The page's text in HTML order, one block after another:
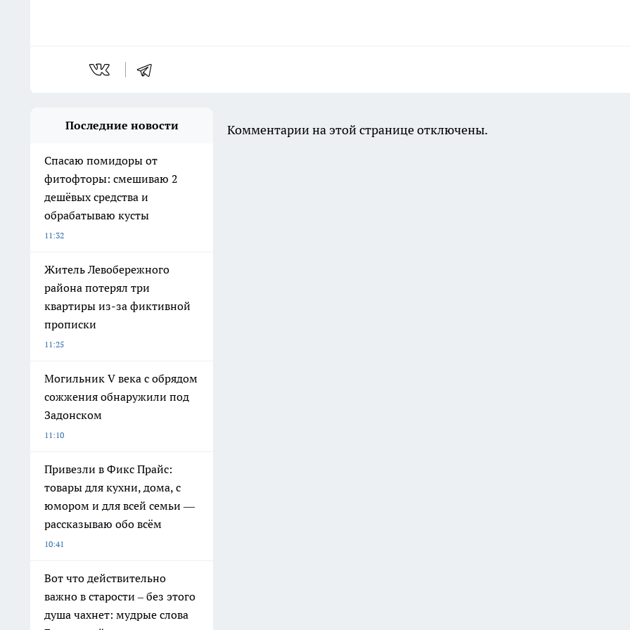
Последние новости
Спасаю помидоры от
фитофторы: смешиваю 2
дешёвых средства и
обрабатываю кусты
11:32
Житель Левобережного
района потерял три
квартиры из-за фиктивной
прописки
11:25
Могильник V века с обрядом
сожжения обнаружили под
Задонском
11:10
Привезли в Фикс Прайс:
товары для кухни, дома, с
юмором и для всей семьи —
рассказываю обо всём
10:41
Вот что действительно
важно в старости – без этого
душа чахнет: мудрые слова
Комментарии на этой странице отключены.